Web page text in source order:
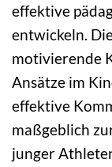
effektive
entwickeln.
motivierende
Ansätze im
effektive
maßgeblich
junger